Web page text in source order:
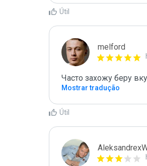
Útil
melford
Часто захожу беру
Mostrar tradução
Útil